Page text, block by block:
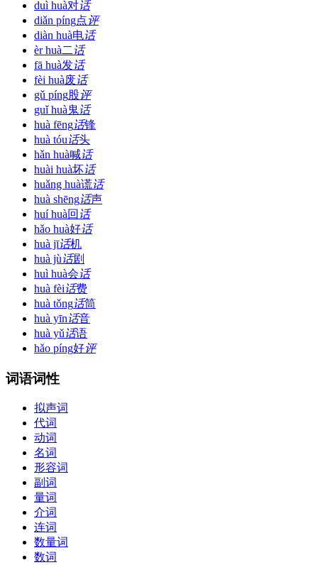
duì huà对话
diǎn píng点评
diàn huà电话
èr huà二话
fā huà发话
fèi huà废话
gǔ píng股评
guǐ huà鬼话
huà fēng话锋
huà tóu话头
hǎn huà喊话
huài huà坏话
huǎng huà谎话
huà shēng话声
huí huà回 话
hǎo huà好话
huà jī话机
huà jù话剧
huì huà会话
huà fèi话费
huà tǒng话筒
huà yīn话音
huà yǔ话语
hǎo píng好评
词语词性
拟声词
代词
动词
名词
形容词
副词
量词
介词
连词
数量词
数词